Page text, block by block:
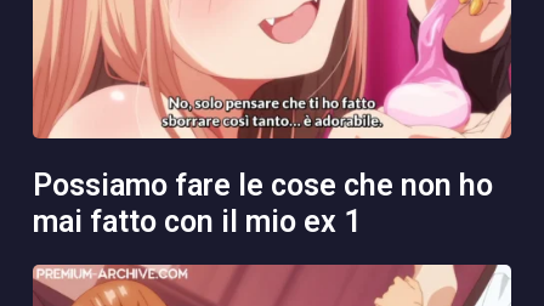
possiamo fare le cose che non ho
mai fatto con il mio ex 1